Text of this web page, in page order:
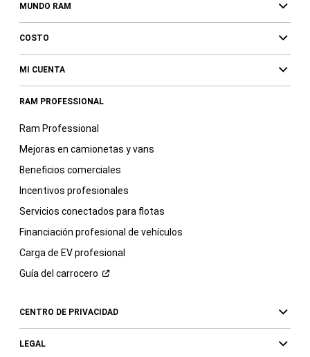
MUNDO RAM
COSTO
MI CUENTA
RAM PROFESSIONAL
Ram Professional
Mejoras en camionetas y vans
Beneficios comerciales
Incentivos profesionales
Servicios conectados para flotas
Financiación profesional de vehículos
Carga de EV profesional
Guía del carrocero
CENTRO DE PRIVACIDAD
LEGAL